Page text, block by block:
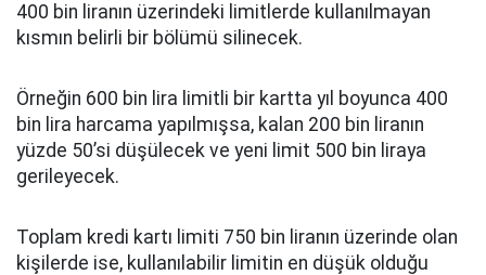
400 bin liranın üzerindeki limitlerde kullanılmayan
kısmın belirli bir bölümü silinecek.
Örneğin 600 bin lira limitli bir kartta yıl boyunca 400
bin lira harcama yapılmışsa, kalan 200 bin liranın
yüzde 50’si düşülecek ve yeni limit 500 bin liraya
gerileyecek.
Toplam kredi kartı limiti 750 bin liranın üzerinde olan
kişilerde ise, kullanılabilir limitin en düşük olduğu